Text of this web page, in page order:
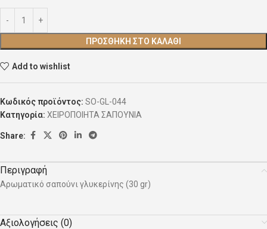
ΠΡΟΣΘΉΚΗ ΣΤΟ ΚΑΛΆΘΙ
Add to wishlist
Κωδικός προϊόντος: SO-GL-044
Κατηγορία: ΧΕΙΡΟΠΟΙΗΤΑ ΣΑΠΟΥΝΙΑ
Share:
Περιγραφή
Αρωματικό σαπούνι γλυκερίνης (30 gr)
Αξιολογήσεις (0)